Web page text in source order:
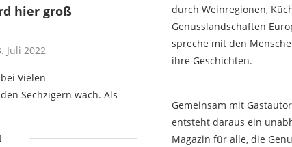
hier groß
Juli 2022
Vielen
Sechzigern wach. Als
durch Weinregionen,
Genusslandschaften
spreche mit den
ihre Geschichten.
Gemeinsam mit
entsteht daraus ein
Magazin für alle, die